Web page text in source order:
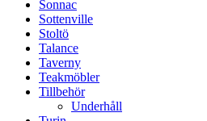
Sonnac
Sottenville
Stoltö
Talance
Taverny
Teakmöbler
Tillbehör
Underhåll